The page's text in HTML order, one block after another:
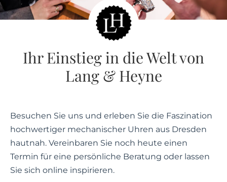
Ihr Einstieg in die Welt von
Lang & Heyne
Besuchen Sie uns und erleben Sie die Faszination
hochwertiger mechanischer Uhren aus Dresden
hautnah. Vereinbaren Sie noch heute einen
Termin für eine persönliche Beratung oder lassen
Sie sich online inspirieren.